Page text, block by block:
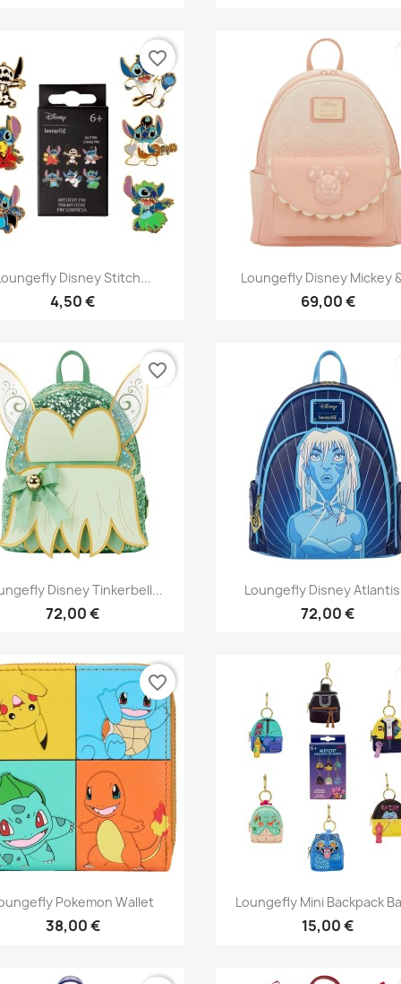
Aperçu rapide
Disney Stitch...
4,50 €
favorite_border
Aperçu rapide
Loungefly Disney Mickey
69,00 €
Aperçu rapide
Disney Tinkerbell...
72,00 €
favorite_border
Aperçu rapide
Loungefly Disney
72,00 €
Aperçu rapide
Pokemon Wallet
38,00 €
favorite_border
Aperçu rapide
Loungefly Mini Backpack
15,00 €